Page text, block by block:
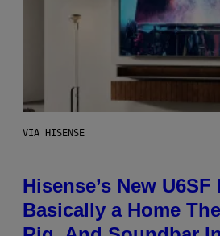
VIA HISENSE
Hisense’s New
Basically a Home